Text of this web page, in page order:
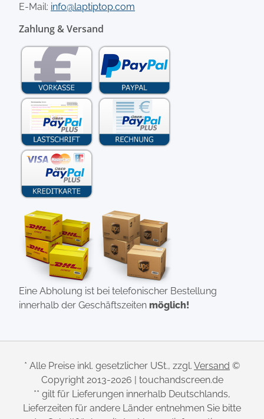
E-Mail: info@laptiptop.com
Zahlung & Versand
Eine Abholung ist bei telefonischer Bestellung
innerhalb der Geschäftszeiten möglich!
* Alle Preise inkl. gesetzlicher USt., zzgl. Versand ©
Copyright 2013-2026 | touchandscreen.de
** gilt für Lieferungen innerhalb Deutschlands,
Lieferzeiten für andere Länder entnehmen Sie bitte